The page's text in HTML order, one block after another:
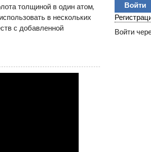
толщиной в один атом,
в нескольких
с добавленной
Войти